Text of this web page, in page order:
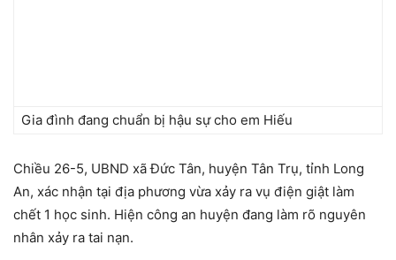
Gia đình đang chuẩn bị hậu sự cho em Hiếu
Chiều 26-5, UBND xã Đức Tân, huyện Tân Trụ, tỉnh Long
An, xác nhận tại địa phương vừa xảy ra vụ điện giật làm
chết 1 học sinh. Hiện công an huyện đang làm rõ nguyên
nhân xảy ra tai nạn.